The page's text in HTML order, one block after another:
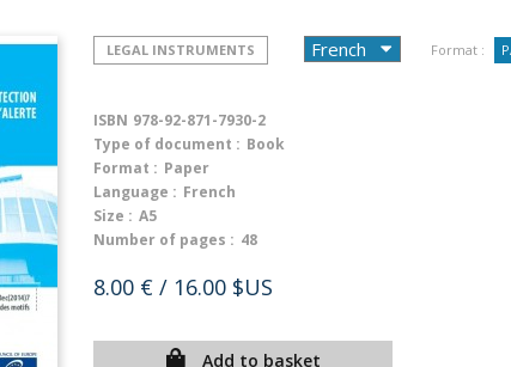
LEGAL INSTRUMENTS Format :
ISBN 978-92-871-7930-2
Type of document : Book
Format : Paper
Language : French
Size : A5
Number of pages : 48
8.00 € / 16.00 $US
Add to basket